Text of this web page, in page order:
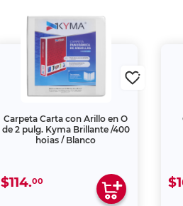
Carpeta Carta con Arillo en O
de 2 pulg. Kyma Brillante /400
hojas / Blanco
$114.00